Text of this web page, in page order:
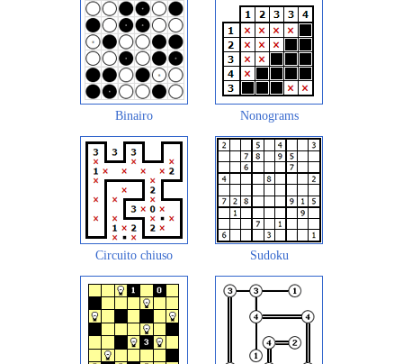
Binairo Nonograms
Circuito chiuso Sudoku